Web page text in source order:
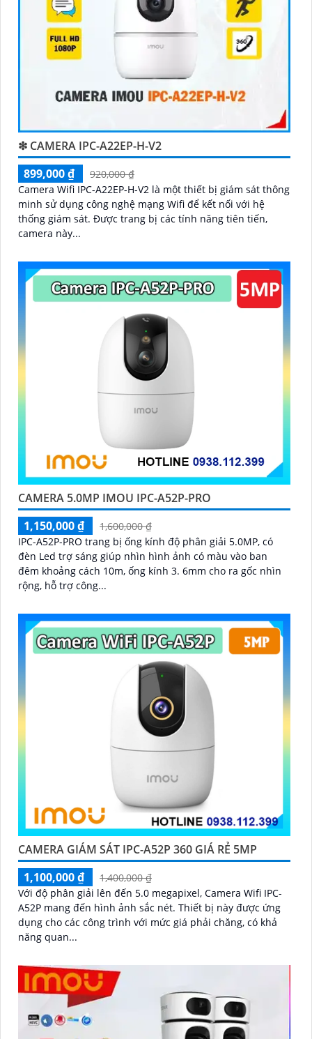
Tích hợp công nghệ mới: Camera Wifi Imou
thường được tích hợp các công nghệ mới như trí tuệ
nhân tạo, cảm biến chuyển động thông minh giúp
tăng cường tính năng bảo mật.
Hỗ trợ dịch vụ sau bán hàng: Imou cung cấp dịch
vụ hỗ trợ khách hàng tốt sau khi mua sản phẩm, bảo
đảm rằng bạn sẽ có sự trợ giúp nhanh chóng khi cần
Hy vọng những thông tin trên giúp bạn tìm được lựa
chọn hoàn hảo cho Camera Wifi Imou giá rẻ.
❇ CAMERA IPC-A22EP-H-V2
899,000 ₫
920,000 ₫
Camera Wifi IPC-A22EP-H-V2 là một thiết bị giám sát thông
minh sử dụng công nghệ mạng Wifi để kết nối với hệ
thống giám sát. Được trang bị các tính năng tiên tiến,
camera này...
CAMERA 5.0MP IMOU IPC-A52P-PRO
1,150,000 ₫
1,600,000 ₫
IPC-A52P-PRO trang bị ống kính độ phân giải 5.0MP, có
đèn Led trợ sáng giúp nhìn hình ảnh có màu vào ban
đêm khoảng cách 10m, ống kính 3. 6mm cho ra gốc nhìn
rộng, hỗ trợ công...
CAMERA GIÁM SÁT IPC-A52P 360 GIÁ RẺ 5MP
1,100,000 ₫
1,400,000 ₫
Với độ phân giải lên đến 5.0 megapixel, Camera Wifi IPC-
A52P mang đến hình ảnh sắc nét. Thiết bị này được ứng
dụng cho các công trình với mức giá phải chăng, có khả
năng quan...